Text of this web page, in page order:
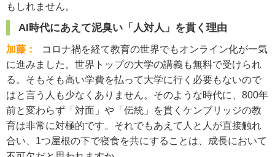
もしれません。
AI時代にあえて泥臭い「人対人」を貫く理由
加藤：
コロナ禍を経て教育の世界でもオンライン化が一気
に進みました。世界トップの大学の講義も無料で受けられ
る。そもそも高い学費を払って大学に行く必要もないので
はと言う人も少なくありません。そのような時代に、800年
前と変わらず「対面」や「伝統」を貫くケンブリッジの教
育は非常に対極的です。それでもあえて人と人が直接触れ
合い、1つ屋根の下で寝食を共にすることは、成長において